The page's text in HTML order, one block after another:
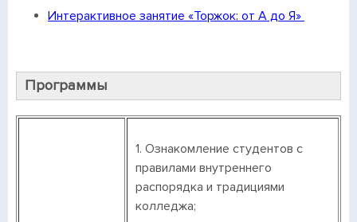
Интерактивное занятие «Торжок: от А до Я»
Программы
1. Ознакомление студентов с
правилами внутреннего
распорядка и традициями
колледжа;